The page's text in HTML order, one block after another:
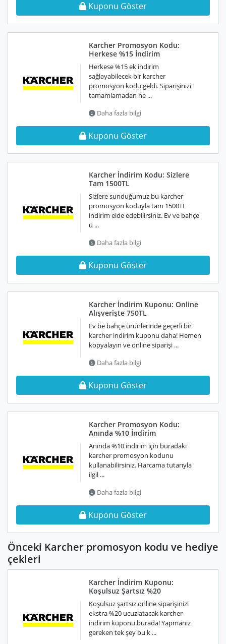
Kuponu Göster
Karcher Promosyon Kodu:
Herkese %15 İndirim
Herkese %15 ek indirim
sağlayabilecek bir karcher
promosyon kodu geldi. Siparişinizi
tamamlamadan he ...
Daha fazla bilgi
Kuponu Göster
Karcher İndirim Kodu: Sizlere
Tam 1500TL
Sizlere sunduğumuz bu karcher
promosyon koduyla tam 1500TL
indirim elde edebilirsiniz. Ev ve bahçe
ü ...
Daha fazla bilgi
Kuponu Göster
Karcher İndirim Kuponu: Online
Alışverişte 750TL
Ev be bahçe ürünlerinde geçerli bir
karcher indirim kuponu daha! Hemen
kopyalayın ve online siparişi ...
Daha fazla bilgi
Kuponu Göster
Karcher Promosyon Kodu:
Anında %10 İndirim
Anında %10 indirim için buradaki
karcher promosyon kodunu
kullanabilirsiniz. Harcama tutarıyla
ilgil ...
Daha fazla bilgi
Kuponu Göster
Önceki Karcher promosyon kodu ve hediye
çekleri
Karcher İndirim Kuponu:
Koşulsuz Şartsız %20
Koşulsuz şartsız online siparişinizi
ekstra %20 ucuzlatacak karcher
indirim kuponu burada! Yapmanız
gereken tek şey bu k ...